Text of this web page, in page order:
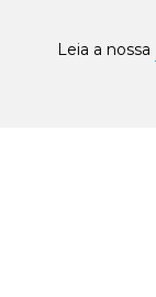
Leia a nossa